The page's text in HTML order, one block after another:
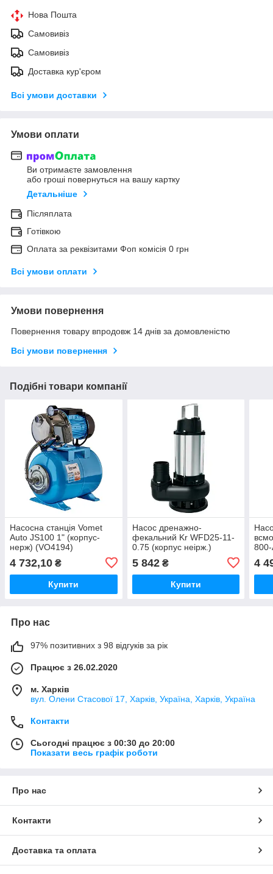
Нова Пошта
Самовивіз
Самовивіз
Доставка кур'єром
Всі умови доставки
Умови оплати
Ви отримаєте замовлення
або гроші повернуться на вашу картку
Детальніше
Післяплата
Готівкою
Оплата за реквізитами Фоп комісія 0 грн
Всі умови оплати
Умови повернення
Повернення товару впродовж 14 днів за домовленістю
Всі умови повернення
Подібні товари компанії
Насосна станція Vomet
Auto JS100 1" (корпус-
нерж) (VO4194)
4 732,10 ₴
Купити
Насос дренажно-
фекальний Kr WFD25-11-
0.75 (корпус неірж.)
5 842₴
Купити
4
Про нас
97% позитивних з 98 відгуків за рік
Працює з 26.02.2020
м. Харків
вул. Олени Стасової 17, Харків, Україна, Харків, Україна
Контакти
Сьогодні працює з 00:30 до 20:00
Показати весь графік роботи
Про нас
Контакти
Доставка та оплата